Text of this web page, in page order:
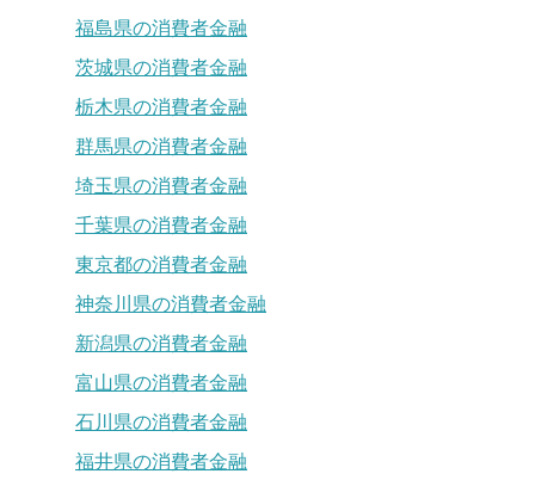
福島県の消費者金融
茨城県の消費者金融
栃木県の消費者金融
群馬県の消費者金融
埼玉県の消費者金融
千葉県の消費者金融
東京都の消費者金融
神奈川県の消費者金融
新潟県の消費者金融
富山県の消費者金融
石川県の消費者金融
福井県の消費者金融